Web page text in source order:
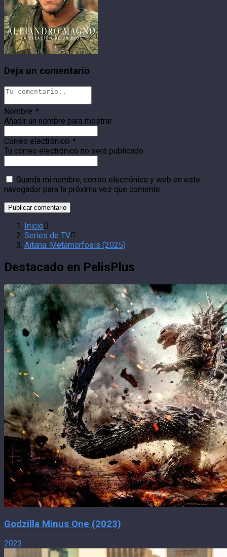
Deja un comentario
Nombre *
Añadir un nombre para mostrar
Correo electrónico *
Tu correo electrónico no será publicado
Guarda mi nombre, correo electrónico y web en este
navegador para la próxima vez que comente.
Inicio
Series de TV
Aitana: Metamorfosis (2025)
Destacado en PelisPlus
Godzilla Minus One (2023)
2023